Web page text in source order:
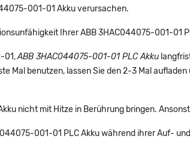
001-01 Akku verursachen.
Ihrer ABB 3HAC044075-001-01
01,ABB 3HAC044075-001-01 PLC Akku
Mal benutzen, lassen Sie den 2-3 Mal
nicht mit Hitze in Berührung bringen.
001-01 PLC Akku während ihrer Auf-